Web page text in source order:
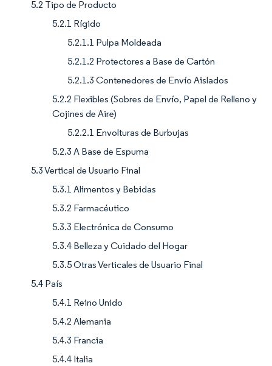
5.2 Tipo de Producto
5.2.1 Rígido
5.2.1.1 Pulpa Moldeada
5.2.1.2 Protectores a Base de Cartón
5.2.1.3 Contenedores de Envío Aislados
5.2.2 Flexibles (Sobres de Envío, Papel de Relleno y
Cojines de Aire)
5.2.2.1 Envolturas de Burbujas
5.2.3 A Base de Espuma
5.3 Vertical de Usuario Final
5.3.1 Alimentos y Bebidas
5.3.2 Farmacéutico
5.3.3 Electrónica de Consumo
5.3.4 Belleza y Cuidado del Hogar
5.3.5 Otras Verticales de Usuario Final
5.4 País
5.4.1 Reino Unido
5.4.2 Alemania
5.4.3 Francia
5.4.4 Italia